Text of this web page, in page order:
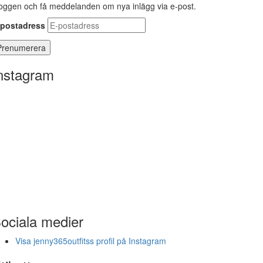
och få meddelanden om nya inlägg via e-post.
medier
Visa jenny365outfitss profil på Instagram